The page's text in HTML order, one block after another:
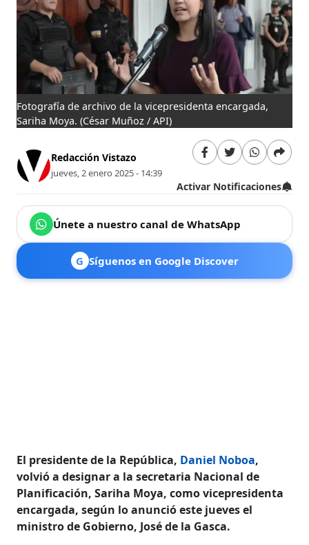
Fotografía de archivo de la vicepresidenta encargada,
Sariha Moya. (César Muñoz / API)
Redacción Vistazo
jueves, 2 enero 2025 - 14:39
Activar Notificaciones
Únete a nuestro canal de WhatsApp
G Síguenos en Google Discover
El presidente de la República, Daniel Noboa,
volvió a designar a la secretaria Nacional de
Planificación, Sariha Moya, como vicepresidenta
encargada, según lo anunció este jueves el
ministro de Gobierno, José de la Gasca.